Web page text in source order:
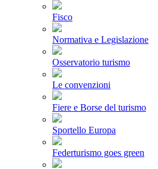
Fisco
Normativa e Legislazione
Osservatorio turismo
Le convenzioni
Fiere e Borse del turismo
Sportello Europa
Federturismo goes green